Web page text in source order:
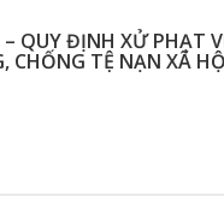
QUY ĐỊNH XỬ PHẠT
TỆ NẠN XÃ